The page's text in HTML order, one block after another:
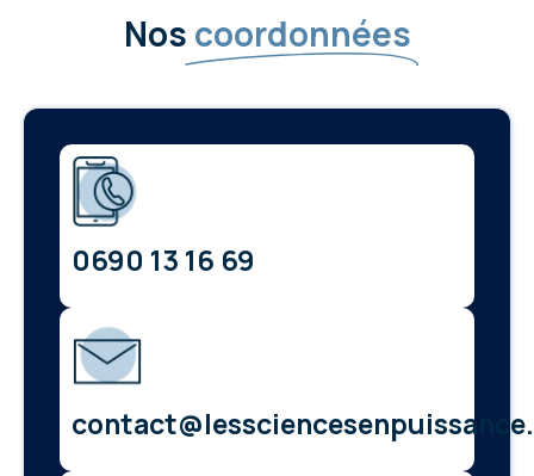
Nos coordonnées
0690 13 16 69